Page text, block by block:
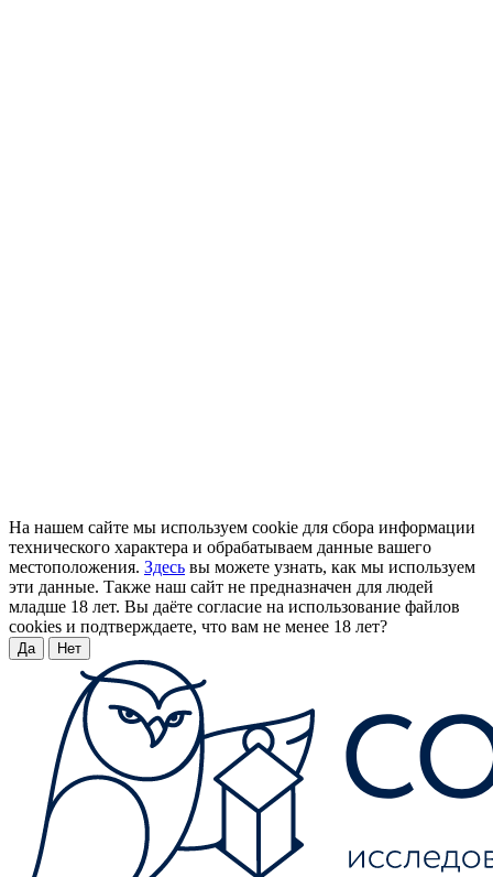
На нашем сайте мы используем cookie для сбора информации
технического характера и обрабатываем данные вашего
местоположения. Здесь вы можете узнать, как мы используем
эти данные. Также наш сайт не предназначен для людей
младше 18 лет. Вы даёте согласие на использование файлов
cookies и подтверждаете, что вам не менее 18 лет?
Да Нет